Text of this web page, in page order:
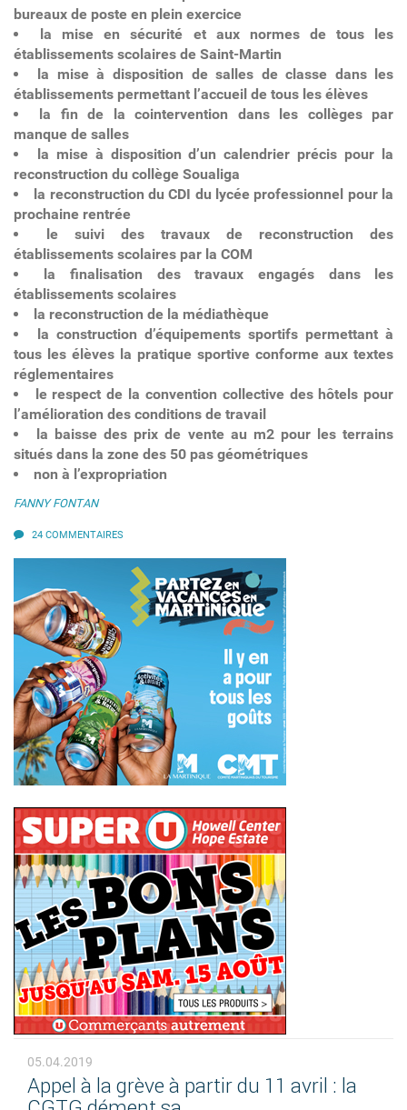
bureaux de poste en plein exercice
la mise en sécurité et aux normes de tous les
établissements scolaires de Saint-Martin
la mise à disposition de salles de classe dans les
établissements permettant l’accueil de tous les élèves
la fin de la cointervention dans les collèges par
manque de salles
la mise à disposition d’un calendrier précis pour la
reconstruction du collège Soualiga
la reconstruction du CDI du lycée professionnel pour la
prochaine rentrée
le suivi des travaux de reconstruction des
établissements scolaires par la COM
la finalisation des travaux engagés dans les
établissements scolaires
la reconstruction de la médiathèque
la construction d’équipements sportifs permettant à
tous les élèves la pratique sportive conforme aux textes
réglementaires
le respect de la convention collective des hôtels pour
l’amélioration des conditions de travail
la baisse des prix de vente au m2 pour les terrains
situés dans la zone des 50 pas géométriques
non à l’expropriation
FANNY FONTAN
24 COMMENTAIRES
05.04.2019
Appel à la grève à partir du 11 avril : la